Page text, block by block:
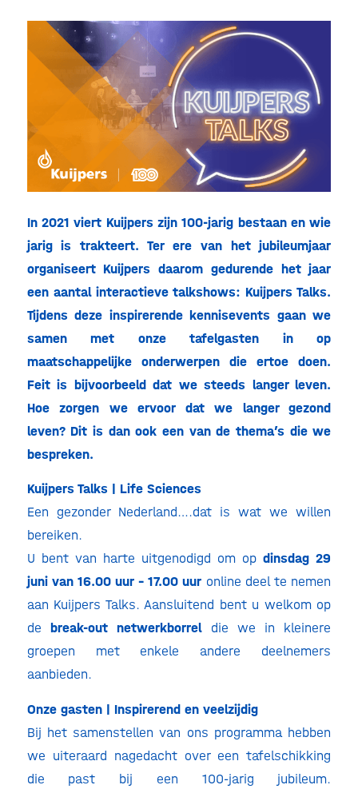
In 2021 viert Kuijpers zijn 100-jarig bestaan en wie
jarig is trakteert. Ter ere van het jubileumjaar
organiseert Kuijpers daarom gedurende het jaar
een aantal interactieve talkshows: Kuijpers Talks.
Tijdens deze inspirerende kennisevents gaan we
samen met onze tafelgasten in op
maatschappelijke onderwerpen die ertoe doen.
Feit is bijvoorbeeld dat we steeds langer leven.
Hoe zorgen we ervoor dat we langer gezond
leven? Dit is dan ook een van de thema’s die we
bespreken.
Kuijpers Talks | Life Sciences
Een gezonder Nederland….dat is wat we willen
bereiken.
U bent van harte uitgenodigd om opdinsdag 29
juni van 16.00 uur – 17.00 uur online deel te nemen
aan Kuijpers Talks. Aansluitend bent u welkom op
de break-out netwerkborreldie we in kleinere
groepen met enkele andere deelnemers
aanbieden.
Onze gasten | Inspirerend en veelzijdig
Bij het samenstellen van ons programma hebben
we uiteraard nagedacht over een tafelschikking
die past bij een 100-jarig jubileum.